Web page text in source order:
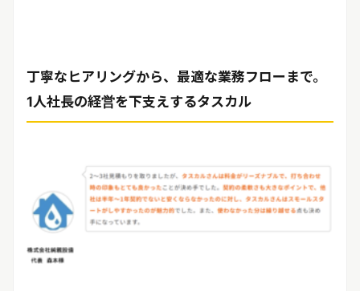
丁寧なヒアリングから、最適な業務フローまで。
1人社長の経営を下支えするタスカル